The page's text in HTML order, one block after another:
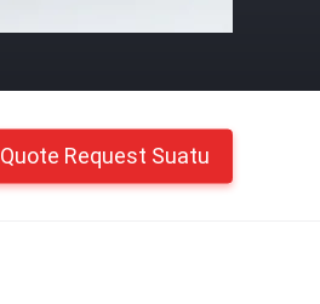
Quote Request Suatu